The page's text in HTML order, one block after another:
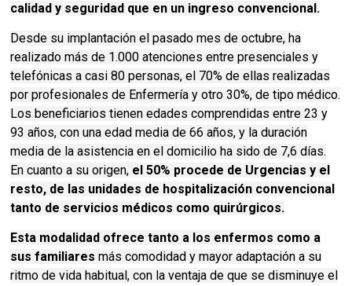
calidad y seguridad que en un ingreso convencional.
Desde su implantación el pasado mes de octubre, ha
realizado más de 1.000 atenciones entre presenciales y
telefónicas a casi 80 personas, el 70% de ellas realizadas
por profesionales de Enfermería y otro 30%, de tipo médico.
Los beneficiarios tienen edades comprendidas entre 23 y
93 años, con una edad media de 66 años, y la duración
media de la asistencia en el domicilio ha sido de 7,6 días.
En cuanto a su origen, el 50% procede de Urgencias y el
resto, de las unidades de hospitalización convencional
tanto de servicios médicos como quirúrgicos.
Esta modalidad ofrece tanto a los enfermos como a
sus familiaresmás comodidad y mayor adaptación a su
ritmo de vida habitual, con la ventaja de que se disminuye el